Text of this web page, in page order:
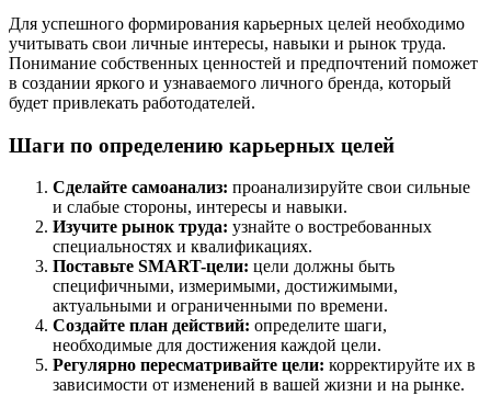
Для успешного формирования карьерных целей необходимо
учитывать свои личные интересы, навыки и рынок труда.
Понимание собственных ценностей и предпочтений поможет
в создании яркого и узнаваемого личного бренда, который
будет привлекать работодателей.
Шаги по определению карьерных целей
Сделайте самоанализ: проанализируйте свои сильные
и слабые стороны, интересы и навыки.
Изучите рынок труда: узнайте о востребованных
специальностях и квалификациях.
Поставьте SMART-цели: цели должны быть
специфичными, измеримыми, достижимыми,
актуальными и ограниченными по времени.
Создайте план действий: определите шаги,
необходимые для достижения каждой цели.
Регулярно пересматривайте цели: корректируйте их в
зависимости от изменений в вашей жизни и на рынке.